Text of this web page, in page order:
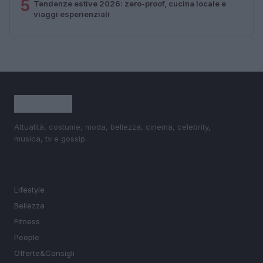
5 Tendenze estive 2026: zero-proof, cucina locale e
viaggi esperienziali
Attualità, costume, moda, bellezza, cinema, celebrity,
musica, tv e gossip.
Lifestyle
Bellezza
Fitness
People
Offerte&Consigli